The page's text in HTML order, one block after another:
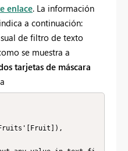
enlace. La información
a continuación:
de filtro de texto
se muestra a
tarjetas de máscara